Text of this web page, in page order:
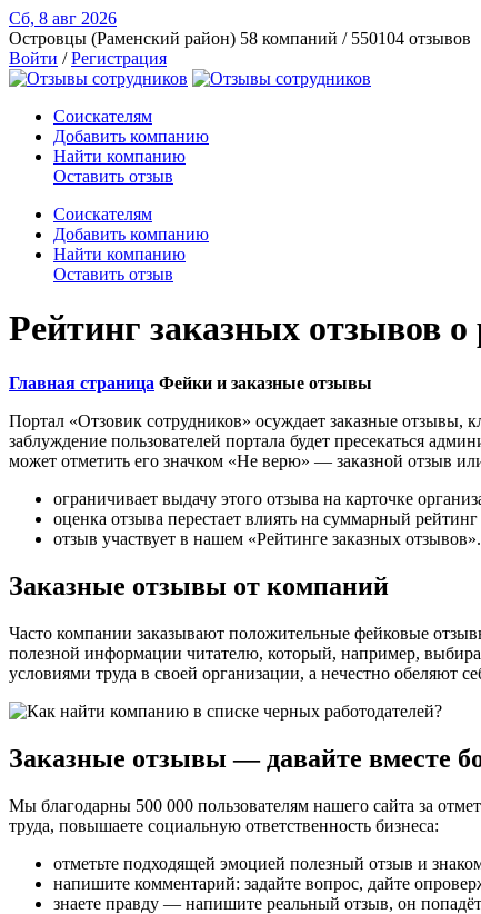
Сб, 8 авг 2026
Островцы (Раменский район) 58 компаний / 550104 отзывов
Войти /Регистрация
Соискателям
Добавить компанию
Найти компанию
Оставить отзыв
Соискателям
Добавить компанию
Найти компанию
Оставить отзыв
Рейтинг заказных отзывов
Главная страница Фейки и заказные отзывы
Портал «Отзовик сотрудников» осуждает заказные
заблуждение пользователей портала будет пресекаться
может отметить его значком «Не верю» — заказной отзыв
ограничивает выдачу этого отзыва на карточке
оценка отзыва перестает влиять на суммарный
отзыв участвует в нашем «Рейтинге заказных отзывов».
Заказные отзывы от компаний
Часто компании заказывают положительные фейковые
полезной информации читателю, который, например,
условиями труда в своей организации, а нечестно обеляют
Заказные отзывы — давайте вместе
Мы благодарны 500 000 пользователям нашего сайта за
труда, повышаете социальную ответственность бизнеса:
отметьте подходящей эмоцией полезный отзыв и
напишите комментарий: задайте вопрос, дайте
знаете правду — напишите реальный отзыв, он